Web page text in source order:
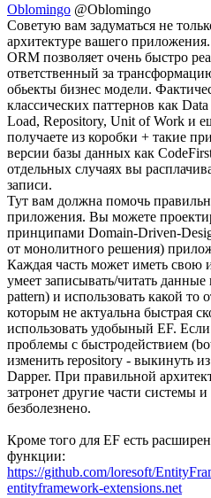
Oblomingo @Oblomingo
Советую вам задуматься не
архитектуре вашего приложения.
ORM позволяет очень быстро
ответственный за
обьекты бизнес модели.
классических паттернов как
Load, Repository, Unit of Work и
получаете из коробки + такие
версии базы данных как
отдельных случаях вы
записи.
Тут вам должна помочь
приложения. Вы можете
принципами Domain-Driven-
от монолитного решения)
Каждая часть может иметь свою
умеет записывать/читать
pattern) и использовать какой
которым не актуальна быстрая
использовать удобыный EF.
проблемы с быстродействием
изменить repository - выкинуть
Dapper. При правильной
затронет другие части системы
безболезнено.
Кроме того для EF есть
функции:
https://github.com/loresoft/
entityframework-extensions.net